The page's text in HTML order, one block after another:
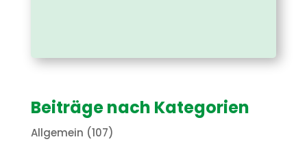
Beiträge nach Kategorien
Allgemein (107)